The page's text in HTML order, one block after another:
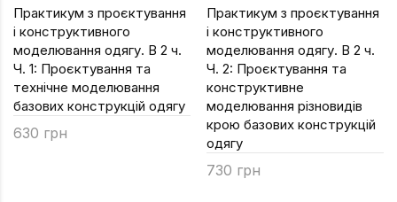
Філологія
Філософія
Хімія
Художня
Музично-
Практикум з проєктування
і конструктивного
моделювання одягу. В 2 ч.
Ч. 1: Проєктування та
технічне моделювання
базових конструкцій одягу
630 грн
Практикум з проєктування
і конструктивного
моделювання одягу. В 2 ч.
Ч. 2: Проєктування та
конструктивне
моделювання різновидів
крою базових конструкцій
одягу
730 грн